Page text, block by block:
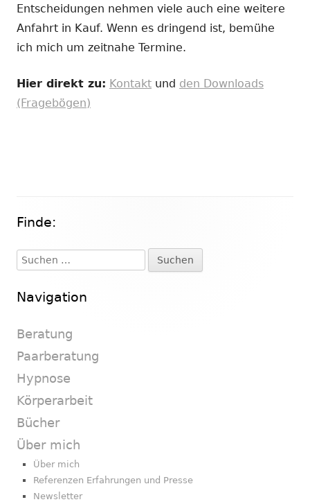
Entscheidungen nehmen viele auch eine weitere
Anfahrt in Kauf. Wenn es dringend ist, bemühe
ich mich um zeitnahe Termine.
Hier direkt zu: Kontakt und den Downloads
(Fragebögen)
Haupt-
Seitenleiste
Finde:
Suchen
nach:
Navigation
Beratung
Paarberatung
Hypnose
Körperarbeit
Bücher
Über mich
Über mich
Referenzen Erfahrungen und Presse
Newsletter